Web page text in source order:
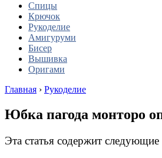
Спицы
Крючок
Рукоделие
Амигуруми
Бисер
Вышивка
Оригами
Главная › Рукоделие
Юбка пагода монторо
Эта статья содержит